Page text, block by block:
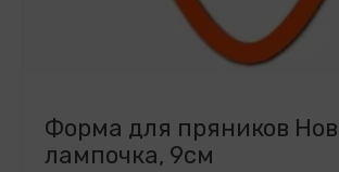
Форма для пряников
лампочка, 9см